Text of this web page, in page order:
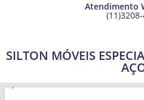
Atendimento
SILTON MÓVEIS